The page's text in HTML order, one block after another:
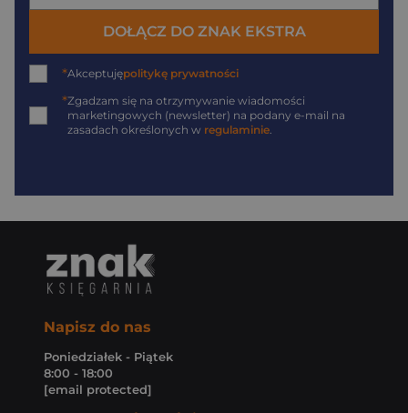
DOŁĄCZ DO ZNAK EKSTRA
*Akceptujępolitykę prywatności
*Zgadzam się na otrzymywanie wiadomości
marketingowych (newsletter) na podany e-mail na
zasadach określonych w regulaminie.
Napisz do nas
Poniedziałek - Piątek
8:00 - 18:00
[email protected]